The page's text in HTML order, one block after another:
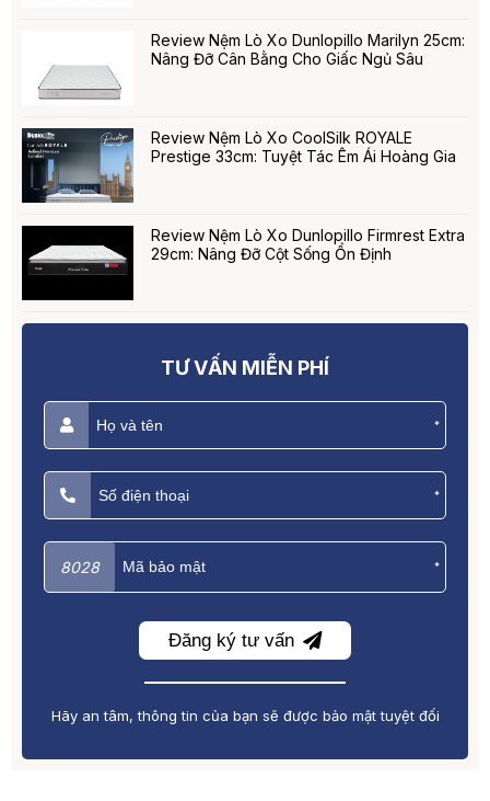
Review Nệm Lò Xo Dunlopillo Marilyn 25cm:
Nâng Đỡ Cân Bằng Cho Giấc Ngủ Sâu
Review Nệm Lò Xo CoolSilk ROYALE
Prestige 33cm: Tuyệt Tác Êm Ái Hoàng Gia
Review Nệm Lò Xo Dunlopillo Firmrest Extra
29cm: Nâng Đỡ Cột Sống Ổn Định
TƯ VẤN MIỄN PHÍ
*
*
8028 *
Đăng ký tư vấn
Hãy an tâm, thông tin của bạn sẽ được bảo mật tuyệt đối